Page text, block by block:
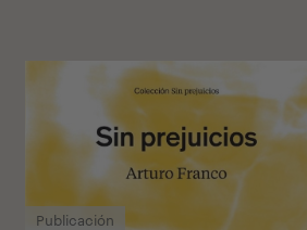
Publicación